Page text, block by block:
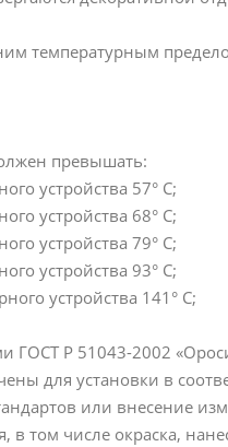
температурным
превышать:
устройства 57° С;
устройства 68° С;
устройства 79° С;
устройства 93° С;
устройства 141° С;
ГОСТ Р 51043-2002
для установки в
или внесение
в том числе окраска,